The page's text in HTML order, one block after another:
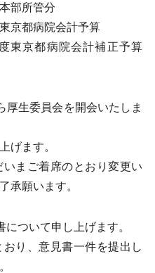
部所管分
京都病院会計予算
東京都病院会計補正予算
生委員会を開会いたしま
げます。
まご着席のとおり変更い
承願います。
ついて申し上げます。
り、意見書一件を提出し